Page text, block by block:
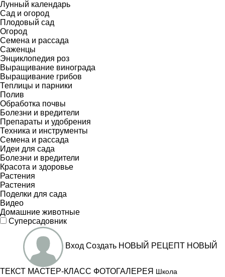
Лунный календарь
Сад и огород
Плодовый сад
Огород
Семена и рассада
Саженцы
Энциклопедия роз
Выращивание винограда
Выращивание грибов
Теплицы и парники
Полив
Обработка почвы
Болезни и вредители
Препараты и удобрения
Техника и инструменты
Семена и рассада
Идеи для сада
Болезни и вредители
Красота и здоровье
Растения
Растения
Поделки для сада
Видео
Домашние животные
Суперсадовник
Вход Создать НОВЫЙ РЕЦЕПТ НОВЫЙ
ТЕКСТ МАСТЕР-КЛАСС ФОТОГАЛЕРЕЯ Школа